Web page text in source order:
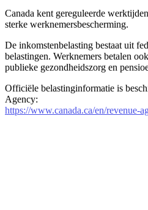
Canada kent gereguleerde
sterke werknemersbescherming.
De inkomstenbelasting bestaat uit
belastingen. Werknemers betalen
publieke gezondheidszorg en
Officiële belastinginformatie is
Agency:
https://www.canada.ca/en/revenue-